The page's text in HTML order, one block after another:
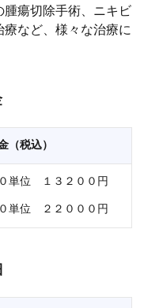
瘍切除手術、ニキビ
など、様々な治療に
（税込）
単位 １３２００円
単位 ２２０００円